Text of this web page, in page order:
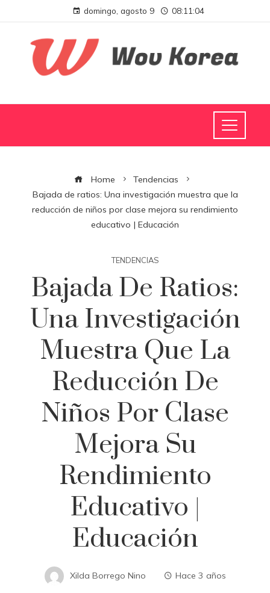
domingo, agosto 9 08:11:05
Home
Tendencias
Bajada de ratios: Una investigación muestra que la
reducción de niños por clase mejora su rendimiento
educativo | Educación
TENDENCIAS
Bajada De Ratios:
Una Investigación
Muestra Que La
Reducción De
Niños Por Clase
Mejora Su
Rendimiento
Educativo |
Educación
Xilda Borrego Nino Hace 3 años